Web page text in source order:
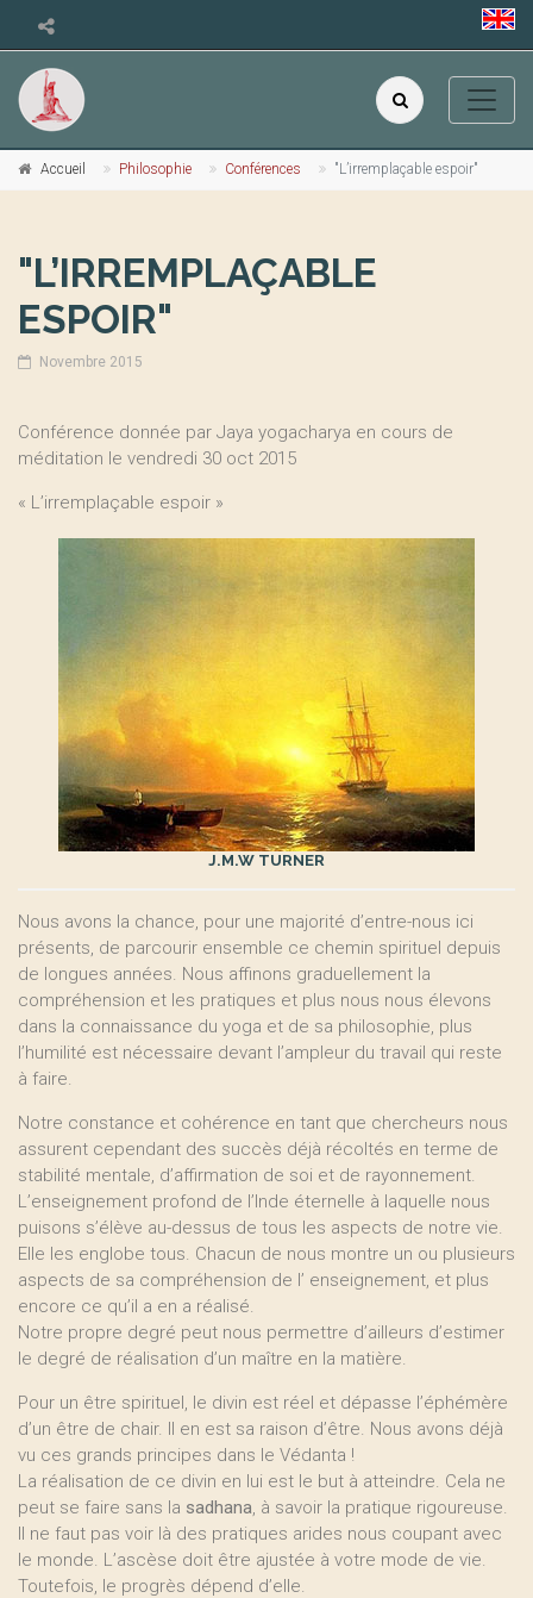
Accueil Philosophie Conférences "L’irremplaçable espoir"
"L’IRREMPLAÇABLE
ESPOIR"
Novembre 2015
Conférence donnée par Jaya yogacharya en cours de
méditation le vendredi 30 oct 2015
« L’irremplaçable espoir »
J.M.W TURNER
Nous avons la chance, pour une majorité d’entre-nous ici
présents, de parcourir ensemble ce chemin spirituel depuis
de longues années. Nous affinons graduellement la
compréhension et les pratiques et plus nous nous élevons
dans la connaissance du yoga et de sa philosophie, plus
l’humilité est nécessaire devant l’ampleur du travail qui reste
à faire.
Notre constance et cohérence en tant que chercheurs nous
assurent cependant des succès déjà récoltés en terme de
stabilité mentale, d’affirmation de soi et de rayonnement.
L’enseignement profond de l’Inde éternelle à laquelle nous
puisons s’élève au-dessus de tous les aspects de notre vie.
Elle les englobe tous. Chacun de nous montre un ou plusieurs
aspects de sa compréhension de l’ enseignement, et plus
encore ce qu’il a en a réalisé.
Notre propre degré peut nous permettre d’ailleurs d’estimer
le degré de réalisation d’un maître en la matière.
Pour un être spirituel, le divin est réel et dépasse l’éphémère
d’un être de chair. Il en est sa raison d’être. Nous avons déjà
vu ces grands principes dans le Védanta !
La réalisation de ce divin en lui est le but à atteindre. Cela ne
peut se faire sans la sadhana, à savoir la pratique rigoureuse.
Il ne faut pas voir là des pratiques arides nous coupant avec
le monde. L’ascèse doit être ajustée à votre mode de vie.
Toutefois, le progrès dépend d’elle.